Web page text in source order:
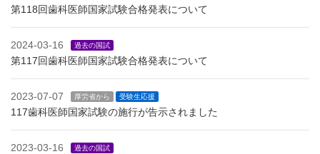
第118回歯科医師国家試験合格発表について
2024-03-16 過去の国試
第117回歯科医師国家試験合格発表について
2023-07-07 厚労省から 受験生応援
117歯科医師国家試験の施行が告示されました
2023-03-16 過去の国試